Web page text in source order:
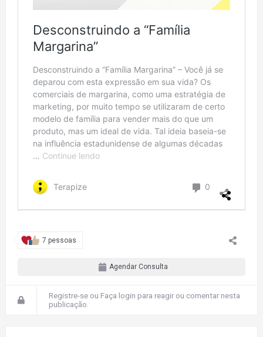
7 pessoas
Agendar Consulta
Registre-se ou Faça login para reagir ou comentar nesta
publicação.